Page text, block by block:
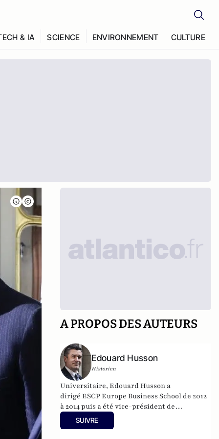
& IA SCIENCE ENVIRONNEMENT CULTURE
A PROPOS DES AUTEURS
Edouard Husson
Historien
Universitaire, Edouard Husson a
dirigéESCP Europe Business School de 2012
à 2014puis a été vice-président de
l’Université Paris Sciences & Lettres (
Il est actuellement professeur à l’Institut
SUIVRE